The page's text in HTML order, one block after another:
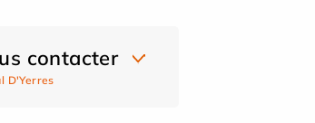
contacter
D'Yerres